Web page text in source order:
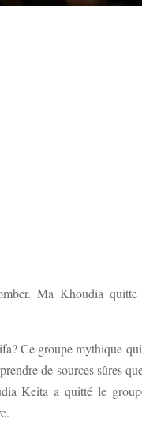
Ma Khoudia
Ce groupe mythique
de sources sûres
Keita a quitté le